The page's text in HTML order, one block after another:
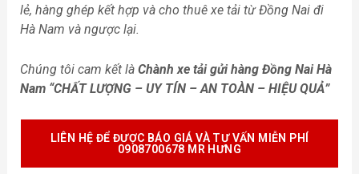
lẻ, hàng ghép kết hợp và cho thuê xe tải từ Đồng Nai đi
Hà Nam và ngược lại.
Chúng tôi cam kết là Chành xe tải gửi hàng Đồng Nai Hà
Nam “CHẤT LƯỢNG – UY TÍN – AN TOÀN – HIỆU QUẢ”
LIÊN HỆ ĐỂ ĐƯỢC BÁO GIÁ VÀ TƯ VẤN MIỄN PHÍ
0908700678 MR HƯNG